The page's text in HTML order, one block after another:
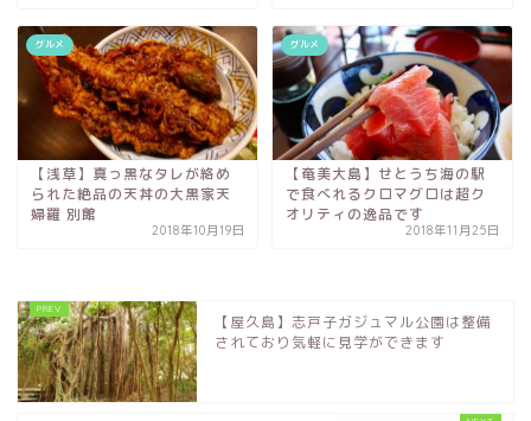
グルメ
【浅草】真っ黒なタレが絡め
られた絶品の天丼の大黒家天
婦羅 別館
2018年10月19日
グルメ
【奄美大島】せとうち海の駅
で食べれるクロマグロは超ク
オリティの逸品です
2018年11月25日
【屋久島】志戸子ガジュマル公園は整備
されており気軽に見学ができます